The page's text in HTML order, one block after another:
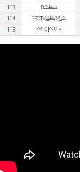
113
IB스포츠
114
SPOTV골프&헬스
115
스카이스포츠